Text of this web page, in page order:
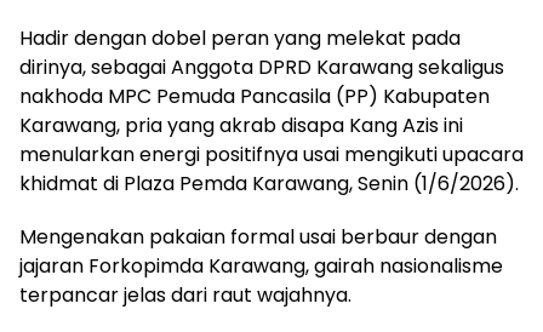
Hadir dengan dobel peran yang melekat pada
dirinya, sebagai Anggota DPRD Karawang sekaligus
nakhoda MPC Pemuda Pancasila (PP) Kabupaten
Karawang, pria yang akrab disapa Kang Azis ini
menularkan energi positifnya usai mengikuti upacara
khidmat di Plaza Pemda Karawang, Senin (1/6/2026).
Mengenakan pakaian formal usai berbaur dengan
jajaran Forkopimda Karawang, gairah nasionalisme
terpancar jelas dari raut wajahnya.